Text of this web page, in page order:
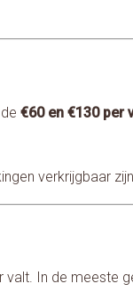
€60 en €130 per
verkrijgbaar
In de meeste